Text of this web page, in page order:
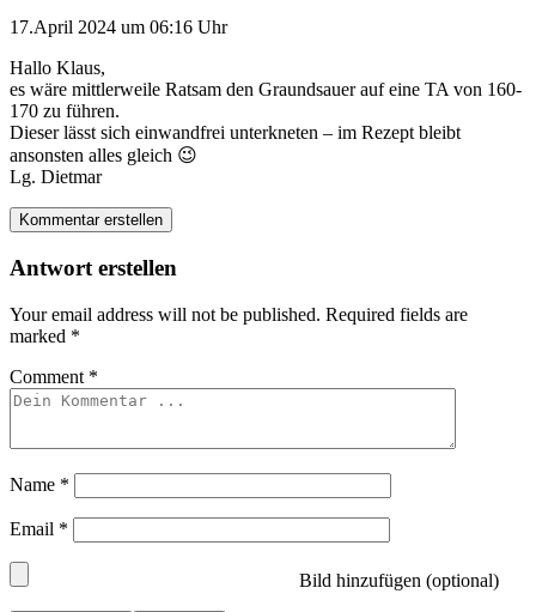
17.April 2024 um 06:16 Uhr
Hallo Klaus,
es wäre mittlerweile Ratsam den Graundsauer auf eine TA von 160-
170 zu führen.
Dieser lässt sich einwandfrei unterkneten – im Rezept bleibt
ansonsten alles gleich 😉
Lg. Dietmar
Kommentar erstellen
Antwort erstellen
Your email address will not be published. Required fields are
marked *
Comment *
Name *
Email *
Bild hinzufügen (optional)